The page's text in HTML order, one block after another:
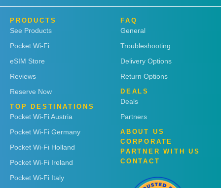
PRODUCTS
See Products
Pocket Wi-Fi
eSIM Store
Reviews
Reserve Now
TOP DESTINATIONS
Pocket Wi-Fi Austria
Pocket Wi-Fi Germany
Pocket Wi-Fi Holland
Pocket Wi-Fi Ireland
Pocket Wi-Fi Italy
FAQ
General
Troubleshooting
Delivery Options
Return Options
DEALS
Deals
Partners
ABOUT US
CORPORATE
PARTNER WITH US
CONTACT